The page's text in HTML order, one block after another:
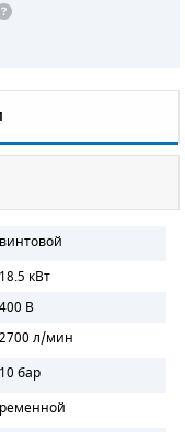
винтовой
18.5 кВт
400 В
2700 л/мин
10 бар
ременной